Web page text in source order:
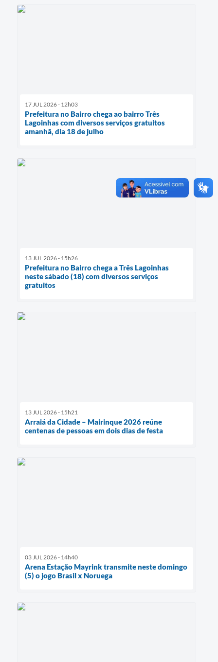
17 JUL 2026 - 12h03
Prefeitura no Bairro chega ao bairro Três
Lagoinhas com diversos serviços gratuitos
amanhã, dia 18 de julho
13 JUL 2026 - 15h26
Prefeitura no Bairro chega a Três Lagoinhas
neste sábado (18) com diversos serviços
gratuitos
13 JUL 2026 - 15h21
Arraiá da Cidade – Mairinque 2026 reúne
centenas de pessoas em dois dias de festa
03 JUL 2026 - 14h40
Arena Estação Mayrink transmite neste domingo
(5) o jogo Brasil x Noruega